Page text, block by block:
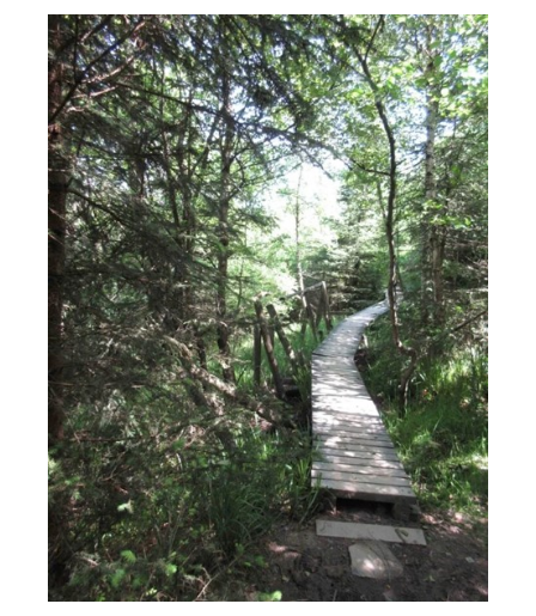
Endecken
Sie
Freizeitaktivitäten,
Wanderrouten,
Hotels,
Restaurants
und
Shops